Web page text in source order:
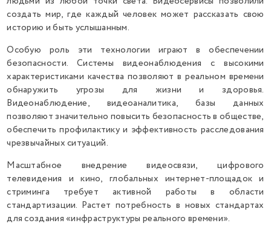
создать мир, где каждый человек может рассказать свою
историю и быть услышанным.
Особую роль эти технологии играют в обеспечении
безопасности. Системы видеонаблюдения с высокими
характеристиками качества позволяют в реальном времени
обнаружить угрозы для жизни и здоровья.
Видеонаблюдение, видеоаналитика, базы данных
позволяют значительно повысить безопасность в обществе,
обеспечить профилактику и эффективность расследования
чрезвычайных ситуаций.
Масштабное внедрение видеосвязи, цифрового
телевидения и кино, глобальных интернет-площадок и
стриминга требует активной работы в области
стандартизации. Растет потребность в новых стандартах
для создания «инфраструктуры реального времени».